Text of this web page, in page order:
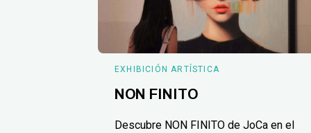
EXHIBICIÓN ARTÍSTICA
NON FINITO
Descubre NON FINITO de JoCa en el